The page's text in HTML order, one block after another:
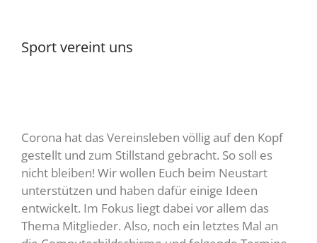
Sport vereint uns
Corona hat das Vereinsleben völlig auf den Kopf
gestellt und zum Stillstand gebracht. So soll es
nicht bleiben! Wir wollen Euch beim Neustart
unterstützen und haben dafür einige Ideen
entwickelt. Im Fokus liegt dabei vor allem das
Thema Mitglieder. Also, noch ein letztes Mal an